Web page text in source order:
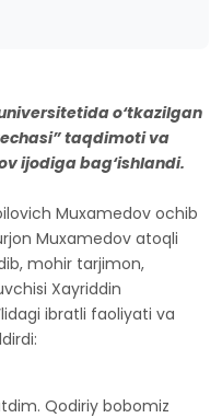
o‘tkazilgan
taqdimoti va
ijodiga bag‘ishlandi.
Muxamedov ochib
Muxamedov atoqli
mohir tarjimon,
Xayriddin
ibratli faoliyati va
Qodiriy bobomiz